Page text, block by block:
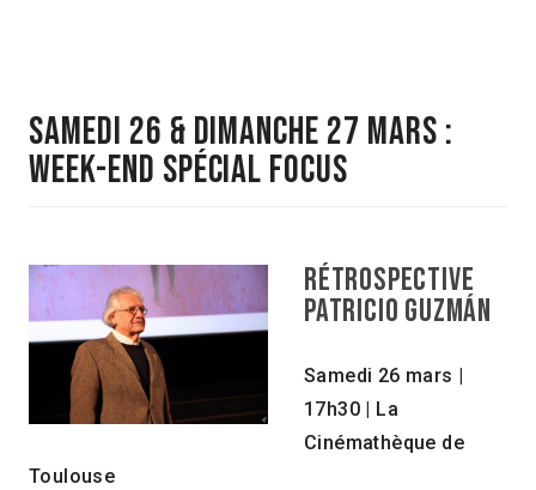
SAMEDI 26 & DIMANCHE 27 MARS :
WEEK-END SPÉCIAL FOCUS
Rétrospective
Patricio Guzmán
Samedi 26 mars |
17h30 | La
Cinémathèque de
Toulouse